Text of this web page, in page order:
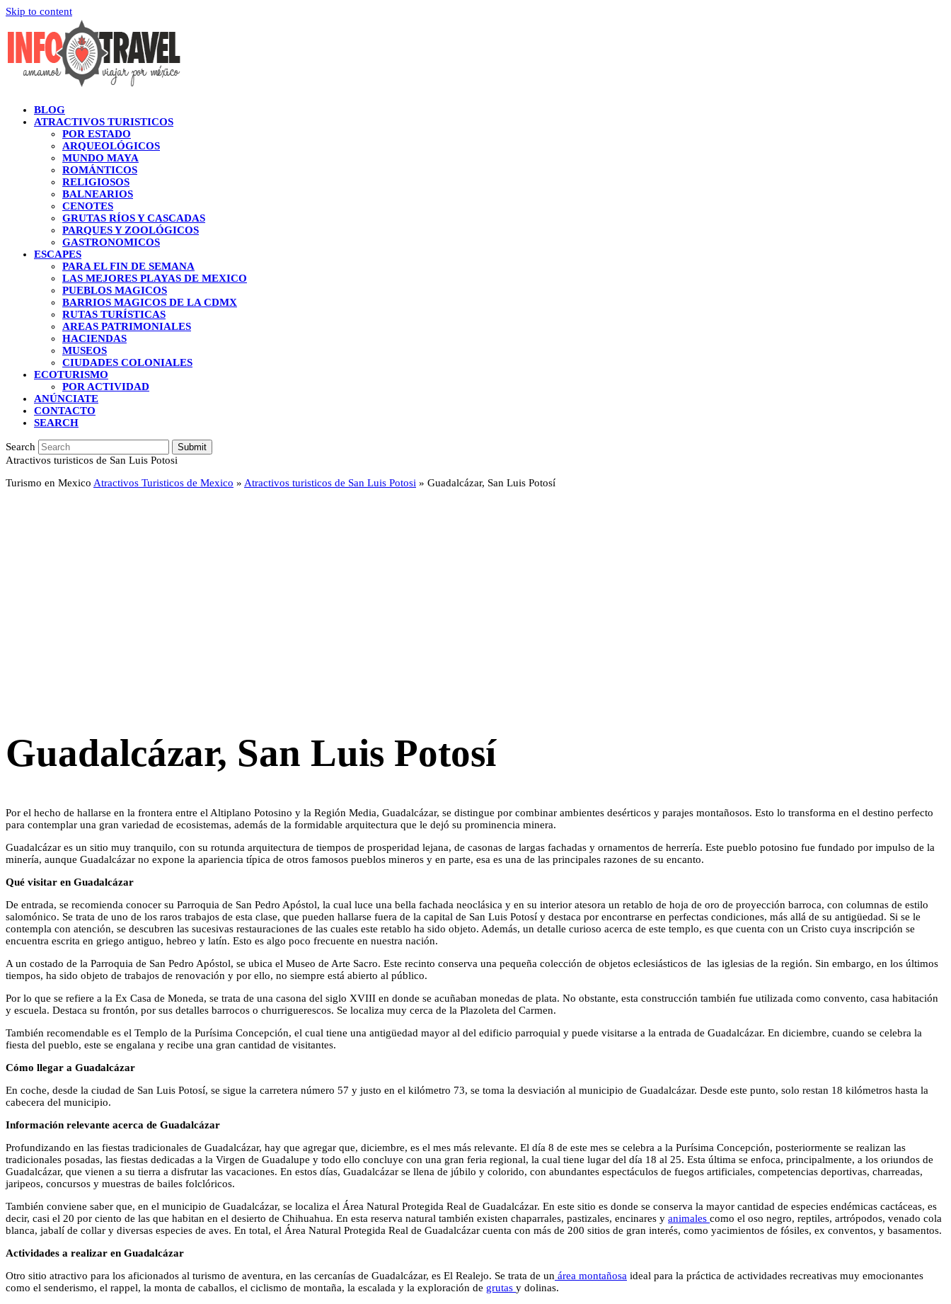
Skip to content
BLOG
ATRACTIVOS TURISTICOS
POR ESTADO
ARQUEOLÓGICOS
MUNDO MAYA
ROMÁNTICOS
RELIGIOSOS
BALNEARIOS
CENOTES
GRUTAS RÍOS Y CASCADAS
PARQUES Y ZOOLÓGICOS
GASTRONOMICOS
ESCAPES
PARA EL FIN DE SEMANA
LAS MEJORES PLAYAS DE MEXICO
PUEBLOS MAGICOS
BARRIOS MAGICOS DE LA CDMX
RUTAS TURÍSTICAS
AREAS PATRIMONIALES
HACIENDAS
MUSEOS
CIUDADES COLONIALES
ECOTURISMO
POR ACTIVIDAD
ANÚNCIATE
CONTACTO
SEARCH
Search Submit
Atractivos turisticos de San Luis Potosi
Turismo en Mexico Atractivos Turisticos de Mexico » Atractivos turisticos de San Luis Potosi » Guadalcázar, San Luis Potosí
Guadalcázar, San Luis Potosí
Por el hecho de hallarse en la frontera entre el Altiplano Potosino y la Región Media, Guadalcázar, se distingue por combinar ambientes desérticos y parajes montañosos. Esto lo transforma en el destino perfecto
para contemplar una gran variedad de ecosistemas, además de la formidable arquitectura que le dejó su prominencia minera.
Guadalcázar es un sitio muy tranquilo, con su rotunda arquitectura de tiempos de prosperidad lejana, de casonas de largas fachadas y ornamentos de herrería. Este pueblo potosino fue fundado por impulso de la
minería, aunque Guadalcázar no expone la apariencia típica de otros famosos pueblos mineros y en parte, esa es una de las principales razones de su encanto.
Qué visitar en Guadalcázar
De entrada, se recomienda conocer su Parroquia de San Pedro Apóstol, la cual luce una bella fachada neoclásica y en su interior atesora un retablo de hoja de oro de proyección barroca, con columnas de estilo
salomónico. Se trata de uno de los raros trabajos de esta clase, que pueden hallarse fuera de la capital de San Luis Potosí y destaca por encontrarse en perfectas condiciones, más allá de su antigüedad. Si se le
contempla con atención, se descubren las sucesivas restauraciones de las cuales este retablo ha sido objeto. Además, un detalle curioso acerca de este templo, es que cuenta con un Cristo cuya inscripción se
encuentra escrita en griego antiguo, hebreo y latín. Esto es algo poco frecuente en nuestra nación.
A un costado de la Parroquia de San Pedro Apóstol, se ubica el Museo de Arte Sacro. Este recinto conserva una pequeña colección de objetos eclesiásticos de las iglesias de la región. Sin embargo, en los últimos
tiempos, ha sido objeto de trabajos de renovación y por ello, no siempre está abierto al público.
Por lo que se refiere a la Ex Casa de Moneda, se trata de una casona del siglo XVIII en donde se acuñaban monedas de plata. No obstante, esta construcción también fue utilizada como convento, casa habitación
y escuela. Destaca su frontón, por sus detalles barrocos o churriguerescos. Se localiza muy cerca de la Plazoleta del Carmen.
También recomendable es el Templo de la Purísima Concepción, el cual tiene una antigüedad mayor al del edificio parroquial y puede visitarse a la entrada de Guadalcázar. En diciembre, cuando se celebra la
fiesta del pueblo, este se engalana y recibe una gran cantidad de visitantes.
Cómo llegar a Guadalcázar
En coche, desde la ciudad de San Luis Potosí, se sigue la carretera número 57 y justo en el kilómetro 73, se toma la desviación al municipio de Guadalcázar. Desde este punto, solo restan 18 kilómetros hasta la
cabecera del municipio.
Información relevante acerca de Guadalcázar
Profundizando en las fiestas tradicionales de Guadalcázar, hay que agregar que, diciembre, es el mes más relevante. El día 8 de este mes se celebra a la Purísima Concepción, posteriormente se realizan las
tradicionales posadas, las fiestas dedicadas a la Virgen de Guadalupe y todo ello concluye con una gran feria regional, la cual tiene lugar del día 18 al 25. Esta última se enfoca, principalmente, a los oriundos de
Guadalcázar, que vienen a su tierra a disfrutar las vacaciones. En estos días, Guadalcázar se llena de júbilo y colorido, con abundantes espectáculos de fuegos artificiales, competencias deportivas, charreadas,
jaripeos, concursos y muestras de bailes folclóricos.
También conviene saber que, en el municipio de Guadalcázar, se localiza el Área Natural Protegida Real de Guadalcázar. En este sitio es donde se conserva la mayor cantidad de especies endémicas cactáceas, es
decir, casi el 20 por ciento de las que habitan en el desierto de Chihuahua. En esta reserva natural también existen chaparrales, pastizales, encinares y animales como el oso negro, reptiles, artrópodos, venado cola
blanca, jabalí de collar y diversas especies de aves. En total, el Área Natural Protegida Real de Guadalcázar cuenta con más de 200 sitios de gran interés, como yacimientos de fósiles, ex conventos, y basamentos.
Actividades a realizar en Guadalcázar
Otro sitio atractivo para los aficionados al turismo de aventura, en las cercanías de Guadalcázar, es El Realejo. Se trata de un área montañosa ideal para la práctica de actividades recreativas muy emocionantes
como el senderismo, el rappel, la monta de caballos, el ciclismo de montaña, la escalada y la exploración de grutas y dolinas.